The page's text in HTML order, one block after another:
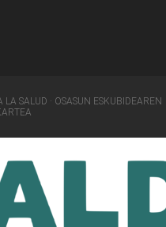
SALUD · OSASUN ESKUBIDEAREN